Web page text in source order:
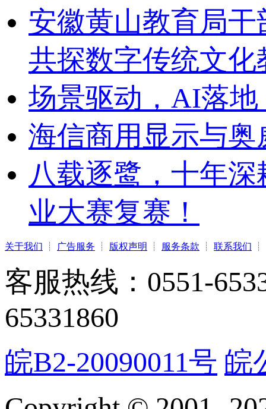
安徽黄山教育局
共探数字传统文化
场景驱动，AI落
海信商用显示与
八载逐鹭，十年
业大赛复赛！
关于我们 ┊ 广告服务 ┊ 版权声明 ┊ 服务条款 ┊ 联系我们 ┊
客服热线：0551-
65331860
皖B2-20090011号 皖